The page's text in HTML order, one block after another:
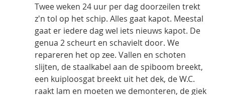
Twee weken 24 uur per dag doorzeilen trekt
z'n tol op het schip. Alles gaat kapot. Meestal
gaat er iedere dag wel iets nieuws kapot. De
genua 2 scheurt en schavielt door. We
repareren het op zee. Vallen en schoten
slijten, de staalkabel aan de spiboom breekt,
een kuiploosgat breekt uit het dek, de W.C.
raakt lam en moeten we demonteren, de giek